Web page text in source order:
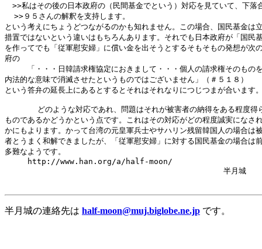
>>私はその後の日本政府の（民間基金でという）対応を見ていて、下
  >>９５さんの解釈を支持します。
という考えにちょうどつながるのかも知れません。この場合、国民基金は
措置ではないという違いはもちろんあります。それでも日本政府が「国民
を作ってでも「従軍慰安婦」に償い金を出そうとするそもそもの発想が次
府の
「・・・日韓請求権協定におきまして・・・個人の請求権そのもの
内法的な意味で消滅させたというものではございません」（＃５１８）
という答弁の延長上にあるとするとそれはそれなりにつじつまが合います
どのような対応であれ、問題はそれが被害者の納得をある程度得
ものであるかどうかという点です。これはその対応がどの程度誠実になさ
かにもよります。かって台湾の元皇軍兵士やサハリン残留韓国人の場合は
者とうまく和解できましたが、「従軍慰安婦」に対する国民基金の場合は
多難なようです。
http://www.han.org/a/half-moon/
                                     　　　　　　半月城
半月城の連絡先は half-moon@muj.biglobe.ne.jp です。